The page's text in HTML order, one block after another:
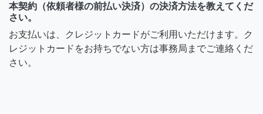
本契約（依頼者様の前払い決済）の決済方法を教えてくだ
さい。
お支払いは、クレジットカードがご利用いただけます。ク
レジットカードをお持ちでない方は事務局までご連絡くだ
さい。